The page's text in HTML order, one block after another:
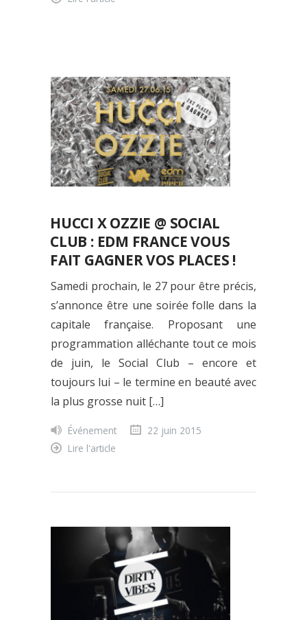
HUCCI X OZZIE @ SOCIAL
CLUB : EDM FRANCE VOUS
FAIT GAGNER VOS PLACES !
Samedi prochain, le 27 pour être précis,
s’annonce être une soirée folle dans la
capitale française. Proposant une
programmation alléchante tout ce mois
de juin, le Social Club – encore et
toujours lui – le termine en beauté avec
la plus grosse nuit […]
Événement
22 juin 2015
Lire l'article